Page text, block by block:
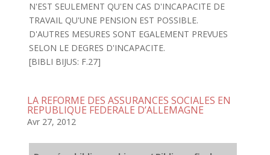
N'EST SEULEMENT QU'EN CAS D'INCAPACITE DE
TRAVAIL QU'UNE PENSION EST POSSIBLE.
D'AUTRES MESURES SONT EGALEMENT PREVUES
SELON LE DEGRES D'INCAPACITE.
[BIBLI BIJUS: F.27]
LA REFORME DES ASSURANCES SOCIALES EN
REPUBLIQUE FEDERALE D’ALLEMAGNE
Avr 27, 2012